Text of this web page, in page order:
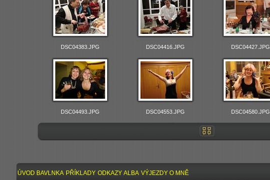
DSC04383.JPG DSC04416.JPG DSC04427.JPG
DSC04493.JPG DSC04553.JPG DSC04580.JPG
ÚVOD BAVLNKA PŘÍKLADY ODKAZY ALBA VÝJEZDY O MNĚ